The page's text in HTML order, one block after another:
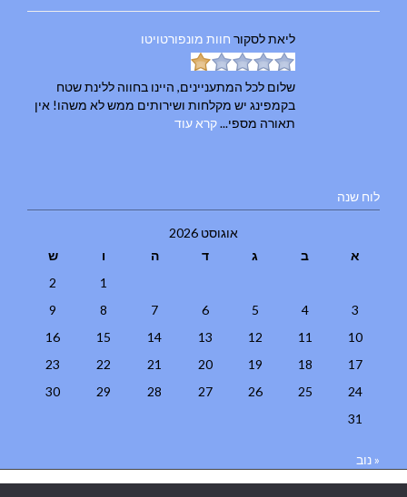
ליאתלסקור חוות מונפורטויטו
שלום לכל המתעניינים, היינו בחווה ללינת שטח
בקמפינג יש מקלחות ושירותים ממש לא משהו! אין
תאורה מספי...קרא עוד
לוח שנה
אוגוסט 2026
א
ב ג ד ה ו
ש
1
2
3
4
5
6
7
8
9
10
11
12
13
14
15
16
17
18
19
20
21
22
23
24
25
26
27
28
29
30
31
« נוב